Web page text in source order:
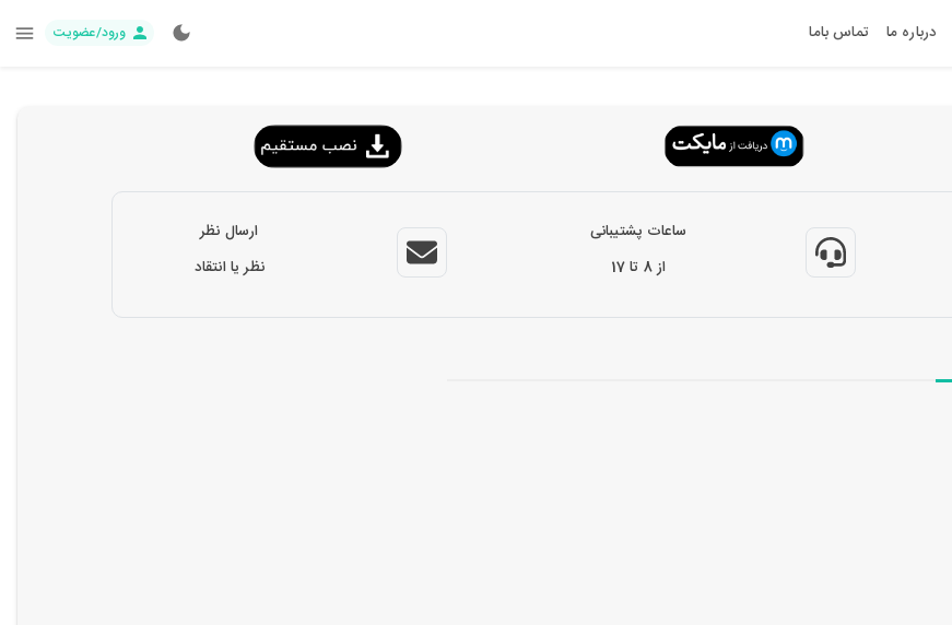
درباره ما تماس باما ورود/عضویت
ساعات پشتیبانی
از 8 تا 17
ارسال نظر
نظر یا انتقاد